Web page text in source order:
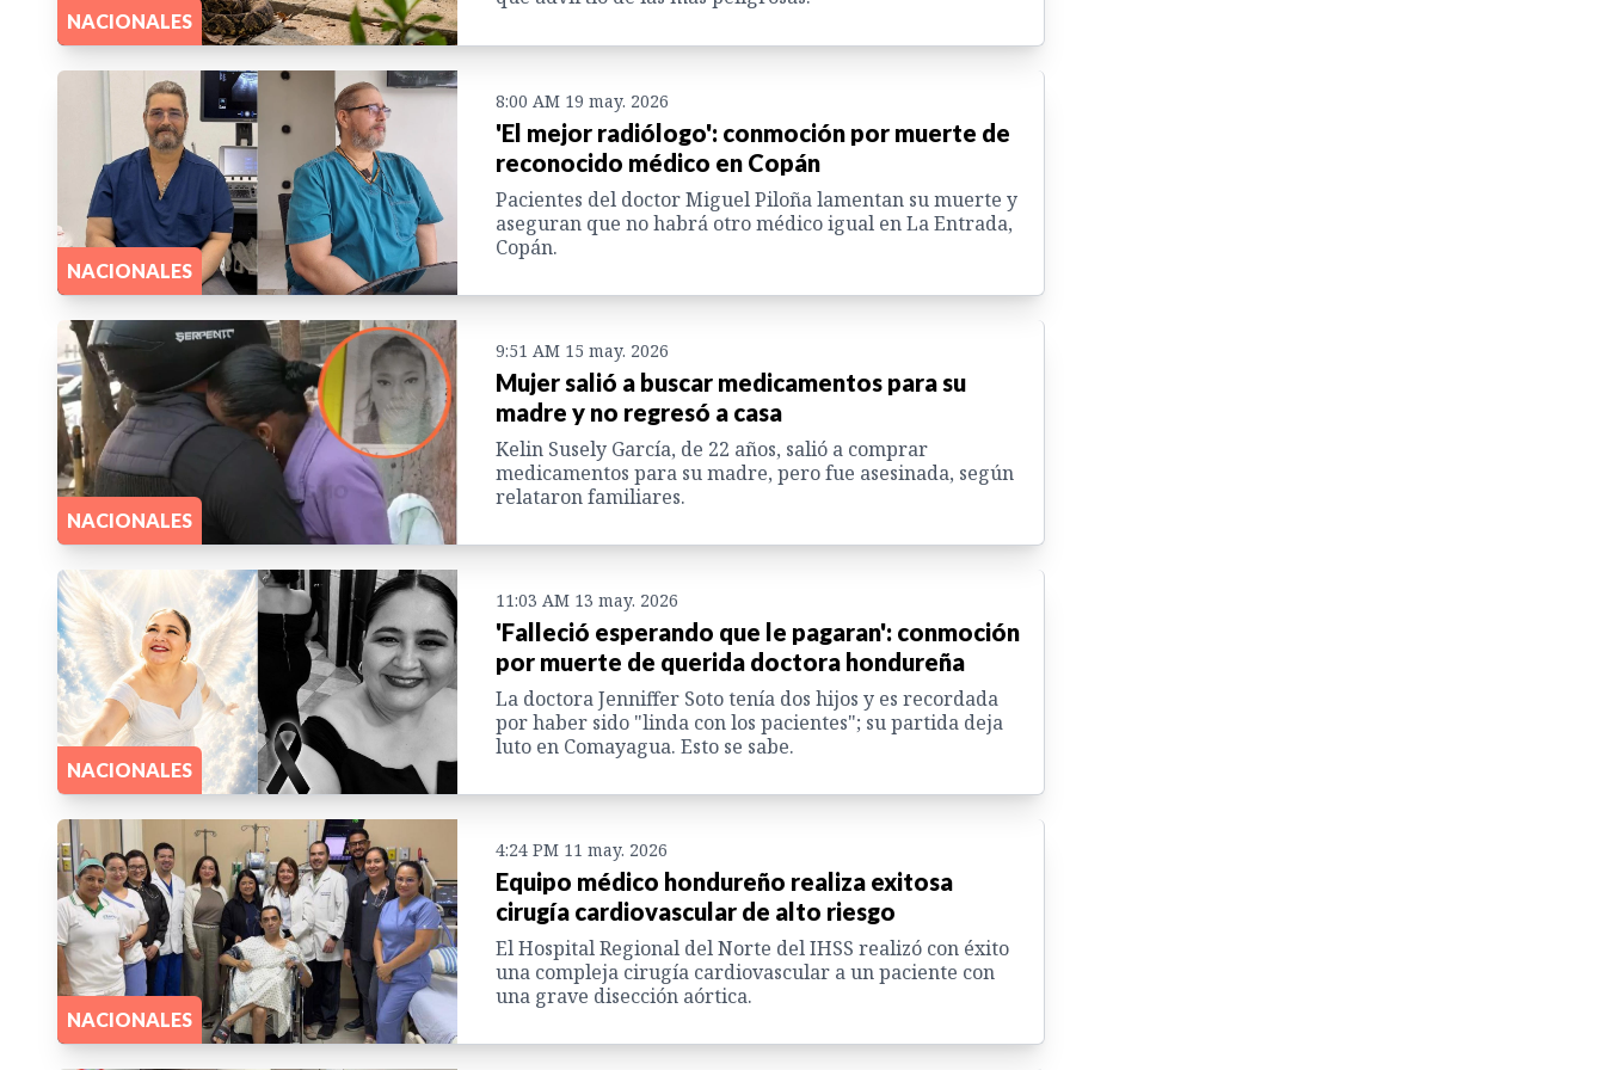
NACIONALES
NACIONALES
8:00 AM 19 may. 2026
'El mejor radiólogo': conmoción por muerte de
reconocido médico en Copán
Pacientes del doctor Miguel Piloña lamentan su muerte y
aseguran que no habrá otro médico igual en La Entrada,
Copán.
NACIONALES
9:51 AM 15 may. 2026
Mujer salió a buscar medicamentos para su
madre y no regresó a casa
Kelin Susely García, de 22 años, salió a comprar
medicamentos para su madre, pero fue asesinada, según
relataron familiares.
NACIONALES
11:03 AM 13 may. 2026
'Falleció esperando que le pagaran': conmoción
por muerte de querida doctora hondureña
La doctora Jenniffer Soto tenía dos hijos y es recordada
por haber sido "linda con los pacientes"; su partida deja
luto en Comayagua. Esto se sabe.
NACIONALES
4:24 PM 11 may. 2026
Equipo médico hondureño realiza exitosa
cirugía cardiovascular de alto riesgo
El Hospital Regional del Norte del IHSS realizó con éxito
una compleja cirugía cardiovascular a un paciente con
una grave disección aórtica.